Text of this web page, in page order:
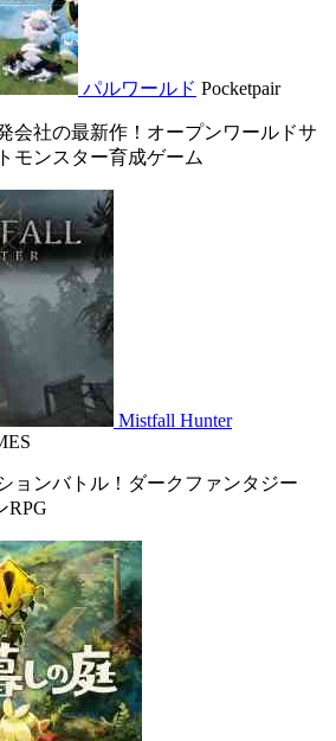
パルワールド Pocketpair
会社の最新作！オープンワールドサ
モンスター育成ゲーム
Mistfall Hunter
ョンバトル！ダークファンタジー
RPG